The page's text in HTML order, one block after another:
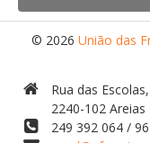
© 2026 União das
Rua das
2240-102 Areias
249 392 064 /